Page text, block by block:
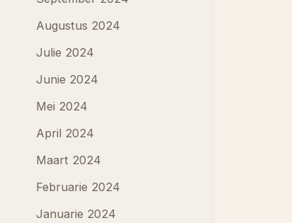
Augustus 2024
Julie 2024
Junie 2024
Mei 2024
April 2024
Maart 2024
Februarie 2024
Januarie 2024